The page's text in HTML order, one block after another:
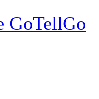
GoTellGo